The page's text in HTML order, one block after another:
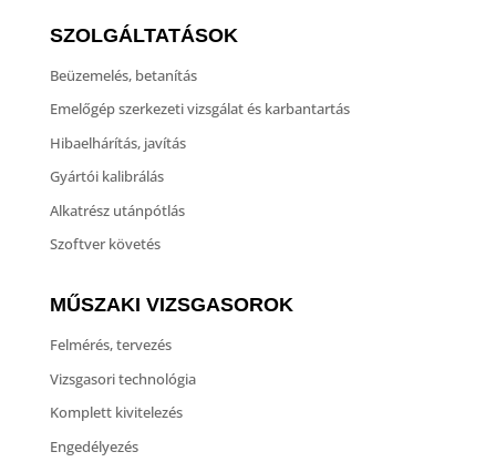
SZOLGÁLTATÁSOK
Beüzemelés, betanítás
Emelőgép szerkezeti vizsgálat és karbantartás
Hibaelhárítás, javítás
Gyártói kalibrálás
Alkatrész utánpótlás
Szoftver követés
MŰSZAKI VIZSGASOROK
Felmérés, tervezés
Vizsgasori technológia
Komplett kivitelezés
Engedélyezés